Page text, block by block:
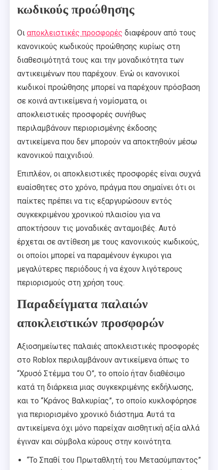
κωδικούς προώθησης
Οι αποκλειστικές προσφορές διαφέρουν από τους
κανονικούς κωδικούς προώθησης κυρίως στη
διαθεσιμότητά τους και την μοναδικότητα των
αντικειμένων που παρέχουν. Ενώ οι κανονικοί
κωδικοί προώθησης μπορεί να παρέχουν πρόσβαση
σε κοινά αντικείμενα ή νομίσματα, οι
αποκλειστικές προσφορές συνήθως
περιλαμβάνουν περιορισμένης έκδοσης
αντικείμενα που δεν μπορούν να αποκτηθούν μέσω
κανονικού παιχνιδιού.
Επιπλέον, οι αποκλειστικές προσφορές είναι συχνά
ευαίσθητες στο χρόνο, πράγμα που σημαίνει ότι οι
παίκτες πρέπει να τις εξαργυρώσουν εντός
συγκεκριμένου χρονικού πλαισίου για να
αποκτήσουν τις μοναδικές ανταμοιβές. Αυτό
έρχεται σε αντίθεση με τους κανονικούς κωδικούς,
οι οποίοι μπορεί να παραμένουν έγκυροι για
μεγαλύτερες περιόδους ή να έχουν λιγότερους
περιορισμούς στη χρήση τους.
Παραδείγματα παλαιών
αποκλειστικών προσφορών
Αξιοσημείωτες παλαιές αποκλειστικές προσφορές
στο Roblox περιλαμβάνουν αντικείμενα όπως το
“Χρυσό Στέμμα του O”, το οποίο ήταν διαθέσιμο
κατά τη διάρκεια μιας συγκεκριμένης εκδήλωσης,
και το “Κράνος Βαλκυρίας”, το οποίο κυκλοφόρησε
για περιορισμένο χρονικό διάστημα. Αυτά τα
αντικείμενα όχι μόνο παρείχαν αισθητική αξία αλλά
έγιναν και σύμβολα κύρους στην κοινότητα.
“Το Σπαθί του Πρωταθλητή του Μετασύμπαντος”